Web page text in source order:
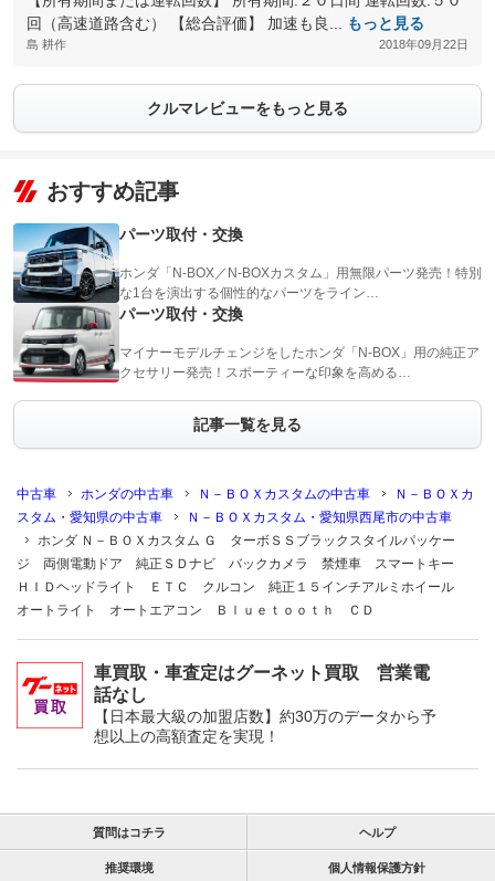
回（高速道路含む） 【総合評価】 加速も良...
もっと見る
島 耕作 2018年09月22日
クルマレビューをもっと見る
おすすめ記事
パーツ取付・交換
ホンダ「N-BOX／N-BOXカスタム」用無限パーツ発売！特別
な1台を演出する個性的なパーツをライン…
パーツ取付・交換
マイナーモデルチェンジをしたホンダ「N-BOX」用の純正ア
クセサリー発売！スポーティーな印象を高める…
記事一覧を見る
中古車 ホンダの中古車 Ｎ－ＢＯＸカスタムの中古車
Ｎ－ＢＯＸカ
スタム・愛知県の中古車
Ｎ－ＢＯＸカスタム・愛知県西尾市の中古車
ホンダ Ｎ－ＢＯＸカスタム Ｇ ターボＳＳブラックスタイルパッケー
ジ 両側電動ドア 純正ＳＤナビ バックカメラ 禁煙車 スマートキー
ＨＩＤヘッドライト ＥＴＣ クルコン 純正１５インチアルミホイール
オートライト オートエアコン Ｂｌｕｅｔｏｏｔｈ ＣＤ
車買取・車査定はグーネット買取 営業電
話なし
【日本最大級の加盟店数】約30万のデータから予
想以上の高額査定を実現！
質問はコチラ ヘルプ
推奨環境 個人情報保護方針